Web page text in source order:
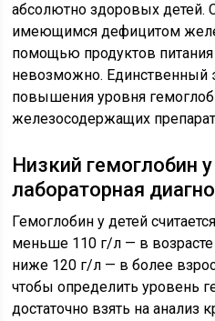
абсолютно здоровых детей.
имеющимся дефицитом
помощью продуктов питания
невозможно. Единственный
повышения уровня
железосодержащих
Низкий гемоглобин
лабораторная
Гемоглобин у детей
меньше 110 г/л — в
ниже 120 г/л — в более
чтобы определить уровень
достаточно взять на анализ